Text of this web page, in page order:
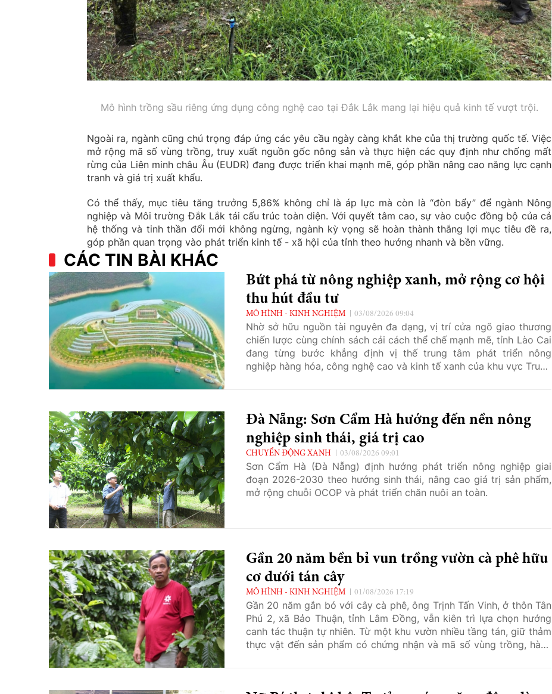
Mô hình trồng sầu riêng ứng dụng công nghệ cao tại Đắk Lắk mang lại hiệu quả kinh tế vượt trội.
Ngoài ra, ngành cũng chú trọng đáp ứng các yêu cầu ngày càng khắt khe của thị trường quốc tế. Việc
mở rộng mã số vùng trồng, truy xuất nguồn gốc nông sản và thực hiện các quy định như chống mất
rừng của Liên minh châu Âu (EUDR) đang được triển khai mạnh mẽ, góp phần nâng cao năng lực cạnh
tranh và giá trị xuất khẩu.
Có thể thấy, mục tiêu tăng trưởng 5,86% không chỉ là áp lực mà còn là “đòn bẩy” để ngành Nông
nghiệp và Môi trường Đắk Lắk tái cấu trúc toàn diện. Với quyết tâm cao, sự vào cuộc đồng bộ của cả
hệ thống và tinh thần đổi mới không ngừng, ngành kỳ vọng sẽ hoàn thành thắng lợi mục tiêu đề ra,
góp phần quan trọng vào phát triển kinh tế - xã hội của tỉnh theo hướng nhanh và bền vững.
CÁC TIN BÀI KHÁC
Bứt phá từ nông nghiệp xanh, mở rộng cơ hội
thu hút đầu tư
MÔ HÌNH - KINH NGHIỆM 03/08/2026 09:04
Nhờ sở hữu nguồn tài nguyên đa dạng, vị trí cửa ngõ giao thương
chiến lược cùng chính sách cải cách thể chế mạnh mẽ, tỉnh Lào Cai
đang từng bước khẳng định vị thế trung tâm phát triển nông
nghiệp hàng hóa, công nghệ cao và kinh tế xanh của khu vực Trung
Đà Nẵng: Sơn Cẩm Hà hướng đến nền nông
nghiệp sinh thái, giá trị cao
CHUYỂN ĐỘNG XANH 03/08/2026 09:01
Sơn Cẩm Hà (Đà Nẵng) định hướng phát triển nông nghiệp giai
đoạn 2026-2030 theo hướng sinh thái, nâng cao giá trị sản phẩm,
mở rộng chuỗi OCOP và phát triển chăn nuôi an toàn.
Gần 20 năm bền bỉ vun trồng vườn cà phê hữu
cơ dưới tán cây
MÔ HÌNH - KINH NGHIỆM 01/08/2026 17:19
Gần 20 năm gắn bó với cây cà phê, ông Trịnh Tấn Vinh, ở thôn Tân
Phú 2, xã Bảo Thuận, tỉnh Lâm Đồng, vẫn kiên trì lựa chọn hướng
canh tác thuận tự nhiên. Từ một khu vườn nhiều tầng tán, giữ thảm
thực vật đến sản phẩm có chứng nhận và mã số vùng trồng, hành